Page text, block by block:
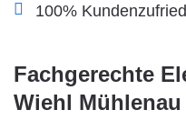
100%
Fachgerechte
Wiehl Mühlenau